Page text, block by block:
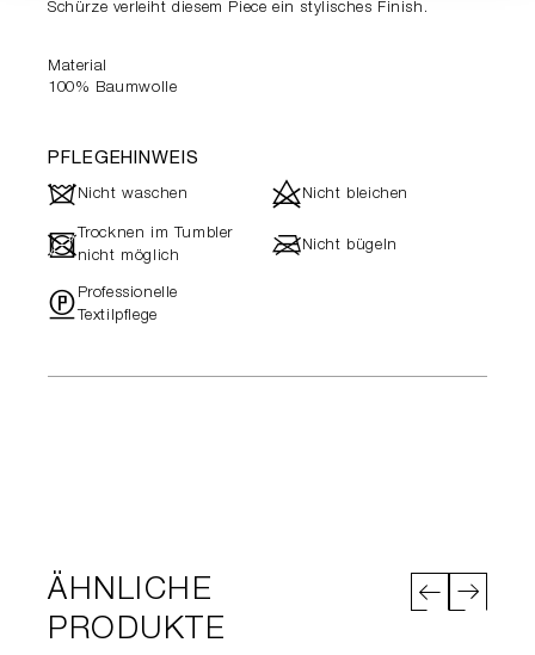
Schürze verleiht diesem Piece ein stylisches Finish.
Material
100% Baumwolle
PFLEGEHINWEIS
JNicht waschen dNicht bleichen
- Trocknen im Tumbler
nicht möglich
lNicht bügeln
"Professionelle
Textilpflege
ÄHNLICHE
PRODUKTE